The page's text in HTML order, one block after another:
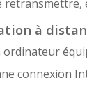
retransmettre,
à
connexion